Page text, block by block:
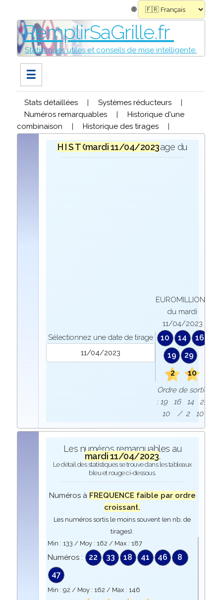
🌐
RemplirSaGrille.fr
Statistiques utiles et conseils de mise intelligente.
☰
Stats détaillées | Systèmes réducteurs
|
Numéros remarquables
|
Historique d'une
combinaison
| Historique des tirages |
H I S T O R I Q U Elors du tirage du
mardi 11/04/2023
Sélectionnez une date de tirage
EUROMILLIONS
du mardi
11/04/2023
10 14
16
19
29
2
10
Ordre de sortie
: 19 16 14 29
10 / 2 10
Les numéros remarquables au
mardi 11/04/2023.
Le détail des statistiques se trouve dans les tableaux
bleu et rouge ci-dessous.
Numéros à FREQUENCE faible par ordre
croissant.
Les numéros sortis le moins souvent (en nb. de
tirages).
Min : 133 / Moy : 162 / Max : 187
Numéros : 22 33 18 41 46
8
47
Min : 92 / Moy : 162 / Max : 146